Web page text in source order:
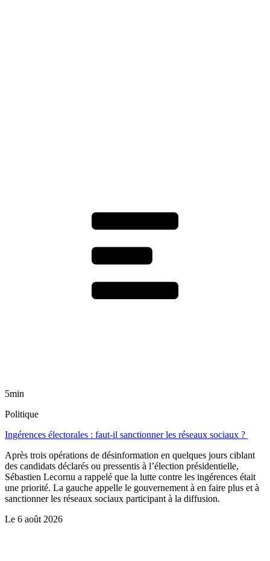
5min
Politique
Ingérences électorales : faut-il sanctionner les réseaux sociaux ?
Après trois opérations de désinformation en quelques jours ciblant
des candidats déclarés ou pressentis à l’élection présidentielle,
Sébastien Lecornu a rappelé que la lutte contre les ingérences était
une priorité. La gauche appelle le gouvernement à en faire plus et à
sanctionner les réseaux sociaux participant à la diffusion.
Le 6 août 2026